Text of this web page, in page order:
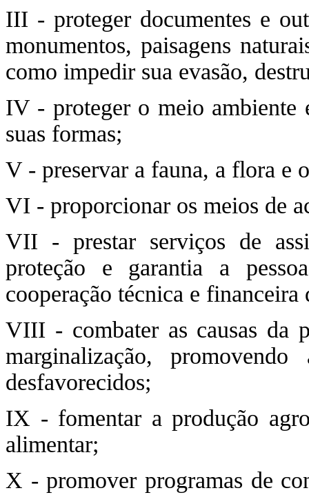
III - proteger documentes e
monumentos, paisagens
como impedir sua evasão,
IV - proteger o meio ambiente
suas formas;
V - preservar a fauna, a flora e
VI - proporcionar os meios de
VII - prestar serviços de
proteção e garantia a
cooperação técnica e financeira
VIII - combater as causas da
marginalização,
desfavorecidos;
IX - fomentar a produção
alimentar;
X - promover programas de